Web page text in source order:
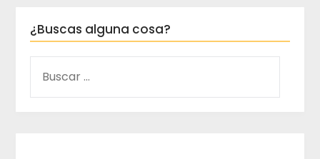
¿Buscas alguna cosa?